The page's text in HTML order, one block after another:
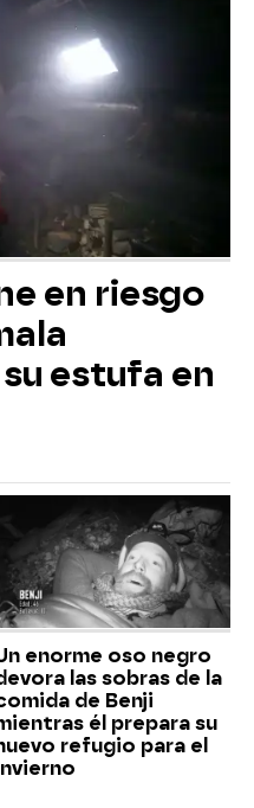
en riesgo
estufa en
enorme oso negro
las sobras de la
de Benji
él prepara su
refugio para el